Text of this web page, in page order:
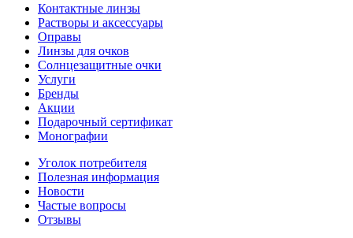
Контактные линзы
Растворы и аксессуары
Оправы
Линзы для очков
Солнцезащитные очки
Услуги
Бренды
Акции
Подарочный сертификат
Монографии
Уголок потребителя
Полезная информация
Новости
Частые вопросы
Отзывы